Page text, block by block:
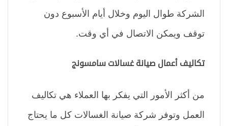
الشركة طوال اليوم وخلال أيام الأسبوع دون
توقف ويمكن الاتصال في أي وقت.
تكاليف أعمال صيانة غسالات سامسونج
من أكثر الأمور التي يفكر بها العملاء هي تكاليف
العمل وتوفر شركة صيانة الغسالات كل ما يحتاج